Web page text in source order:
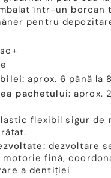
într-un borcan
pentru
aprox. 6 până la
pachetului: aprox.
flexibil sigur de
dezvoltare
motorie fină,
a dentiției